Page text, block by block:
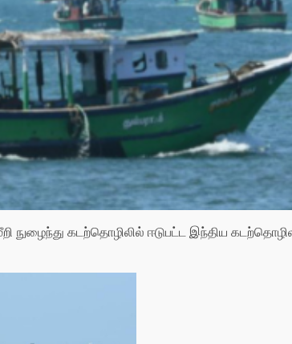
நுழைந்து கடற்தொழிலில் ஈடுபட்ட இந்திய